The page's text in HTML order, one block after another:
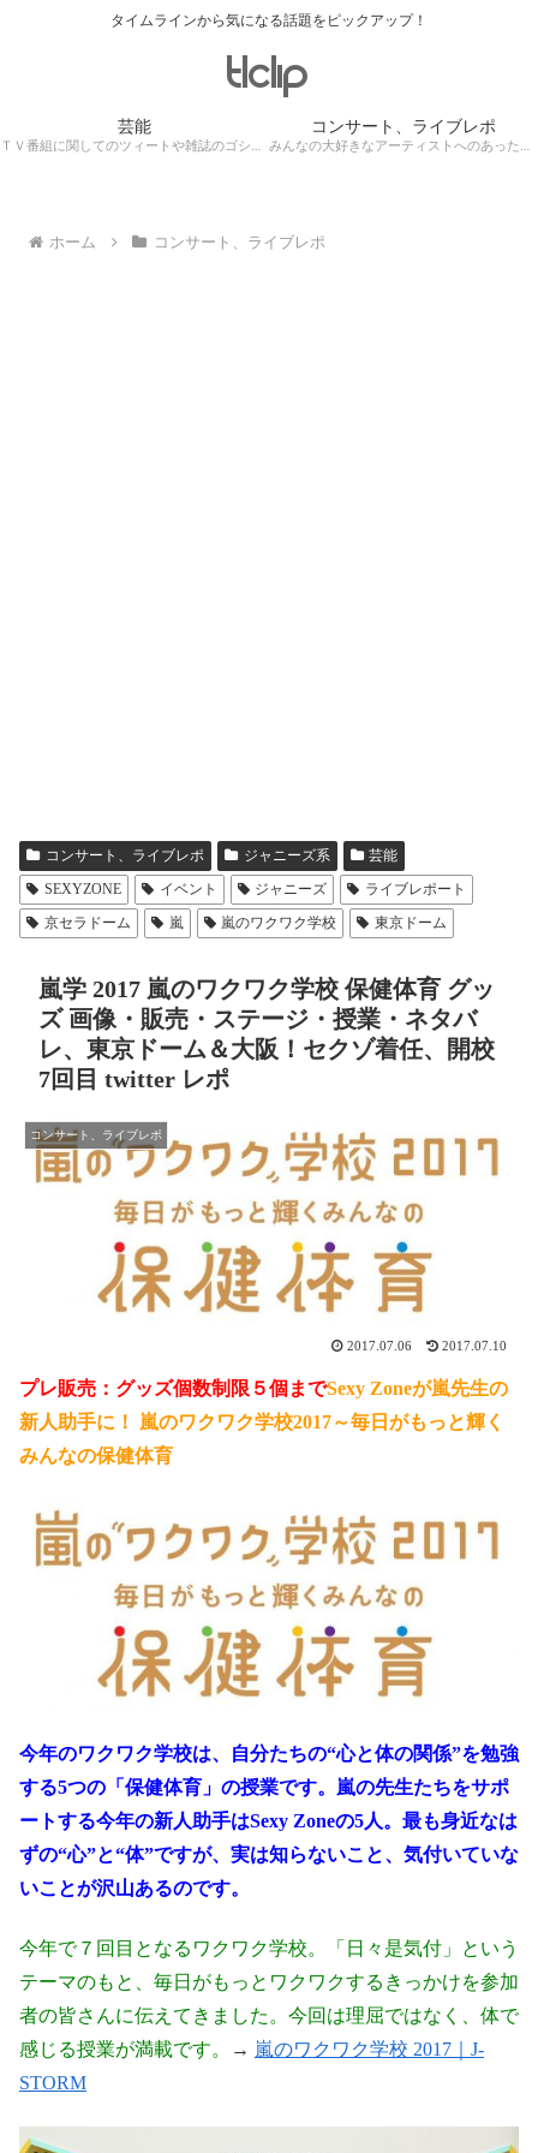
タイムラインから気になる話題をピックアップ！
芸能
ＴＶ番組に関してのツィートや雑誌のゴシップ記事、芸能人目撃情報・ロケ現場遭遇・・・
コンサート、ライブレポ
みんなの大好きなアーティストへのあったかぁ～い思いをツイッターレポートに保存！
ホーム コンサート、ライブレポ
コンサート、ライブレポ ジャニーズ系
芸能
SEXYZONE
イベント ジャニーズ
ライブレポート
京セラドーム
嵐 嵐のワクワク学校 東京ドーム
嵐学 2017 嵐のワクワク学校 保健体育 グッ
ズ 画像・販売・ステージ・授業・ネタバ
レ、東京ドーム＆大阪！セクゾ着任、開校
7回目 twitter レポ
コンサート、ライブレポ
2017.07.06 2017.07.10
プレ販売：グッズ個数制限５個までSexy Zoneが嵐先生の
新人助手に！ 嵐のワクワク学校2017～毎日がもっと輝く
みんなの保健体育
今年のワクワク学校は、自分たちの“心と体の関係”を勉強
する5つの「保健体育」の授業です。嵐の先生たちをサポ
ートする今年の新人助手はSexy Zoneの5人。最も身近なは
ずの“心”と“体”ですが、実は知らないこと、気付いていな
いことが沢山あるのです。
今年で７回目となるワクワク学校。「日々是気付」という
テーマのもと、毎日がもっとワクワクするきっかけを参加
者の皆さんに伝えてきました。今回は理屈ではなく、体で
感じる授業が満載です。
→ 嵐のワクワク学校 2017｜J-
STORM